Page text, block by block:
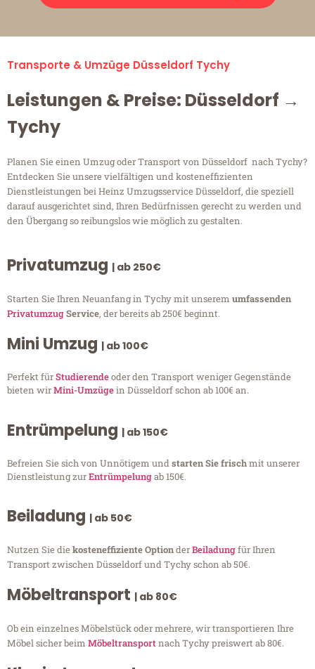
Transporte & Umzüge Düsseldorf Tychy
Leistungen & Preise: Düsseldorf →
Tychy
Planen Sie einen Umzug oder Transport von Düsseldorf nach Tychy?
Entdecken Sie unsere vielfältigen und kosteneffizienten
Dienstleistungen bei Heinz Umzugsservice Düsseldorf, die speziell
darauf ausgerichtet sind, Ihren Bedürfnissen gerecht zu werden und
den Übergang so reibungslos wie möglich zu gestalten.
Privatumzug | ab 250€
Starten Sie Ihren Neuanfang in Tychy mit unserem umfassenden
PrivatumzugService, der bereits ab 250€ beginnt.
Mini Umzug | ab 100€
Perfekt fürStudierendeoder den Transport weniger Gegenstände
bieten wirMini-Umzügein Düsseldorf schon ab 100€ an.
Entrümpelung | ab 150€
Befreien Sie sich von Unnötigem undstarten Sie frischmit unserer
Dienstleistung zurEntrümpelungab 150€.
Beiladung | ab 50€
Nutzen Sie diekosteneffiziente OptionderBeiladungfür Ihren
Transport zwischen Düsseldorf und Tychy schon ab 50€.
Möbeltransport | ab 80€
Ob ein einzelnes Möbelstück oder mehrere, wir transportieren Ihre
Möbel sicher beim Möbeltransportnach Tychy preiswert ab 80€.